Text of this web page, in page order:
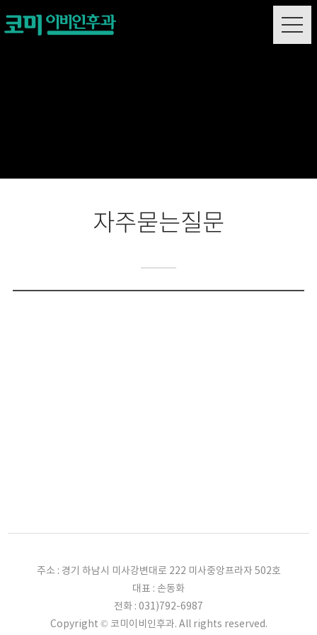
자주묻는질문
주소 : 경기 하남시 미사강변대로 222 미사중앙프라자 502호
대표 : 손동화
전화 : 031)792-6987
Copyright © 코미이비인후과. All rights reserved.